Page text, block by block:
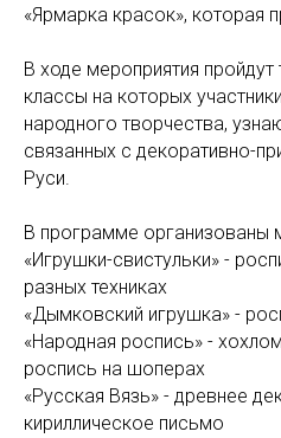
«Ярмарка красок», которая
В ходе мероприятия
классы на которых
народного творчества,
связанных с декоративно-
Руси.
В программе организованы
«Игрушки-свистульки» -
разных техниках
«Дымковский игрушка» -
«Народная роспись» -
роспись на шоперах
«Русская Вязь» - древнее
кириллическое письмо